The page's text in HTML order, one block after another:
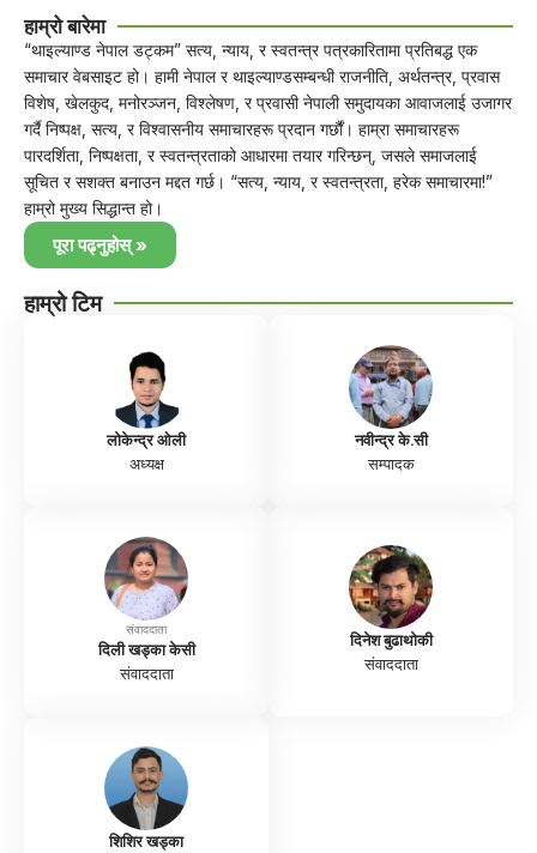
हाम्रो बारेमा
“थाइल्याण्ड नेपाल डट्कम” सत्य, न्याय, र स्वतन्त्र पत्रकारितामा प्रतिबद्ध एक
समाचार वेबसाइट हो। हामी नेपाल र थाइल्याण्डसम्बन्धी राजनीति, अर्थतन्त्र, प्रवास
विशेष, खेलकुद, मनोरञ्जन, विश्लेषण, र प्रवासी नेपाली समुदायका आवाजलाई उजागर
गर्दै निष्पक्ष, सत्य, र विश्वासनीय समाचारहरू प्रदान गर्छौं। हाम्रा समाचारहरू
पारदर्शिता, निष्पक्षता, र स्वतन्त्रताको आधारमा तयार गरिन्छन्, जसले समाजलाई
सूचित र सशक्त बनाउन मद्दत गर्छ। “सत्य, न्याय, र स्वतन्त्रता, हरेक समाचारमा!”
हाम्रो मुख्य सिद्धान्त हो।
पूरा पढ्नुहोस् »
हाम्रो टिम
लोकेन्द्र ओली
अध्यक्ष
नवीन्द्र के.सी
सम्पादक
संवाददाता
दिली खड्का केसी
संवाददाता
दिनेश बुढाथोकी
संवाददाता
शिशिर खड्का